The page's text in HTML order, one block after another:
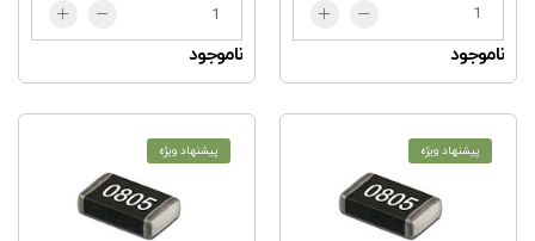
ناموجود ناموجود
پیشنهاد ویژه پیشنهاد ویژه